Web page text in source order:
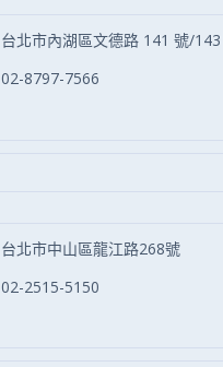
台北市內湖區文德路 141 號/
02-8797-7566
台北市中山區龍江路268號
02-2515-5150